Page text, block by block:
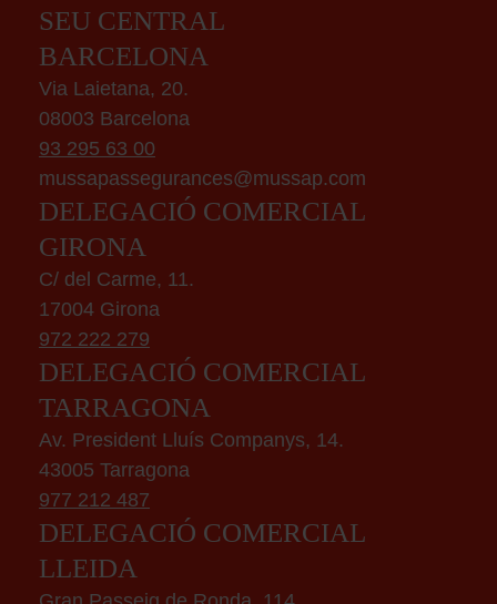
SEU CENTRAL
BARCELONA
Via Laietana, 20.
08003 Barcelona
93 295 63 00
mussapassegurances@mussap.com
DELEGACIÓ COMERCIAL
GIRONA
C/ del Carme, 11.
17004 Girona
972 222 279
DELEGACIÓ COMERCIAL
TARRAGONA
Av. President Lluís Companys, 14.
43005 Tarragona
977 212 487
DELEGACIÓ COMERCIAL
LLEIDA